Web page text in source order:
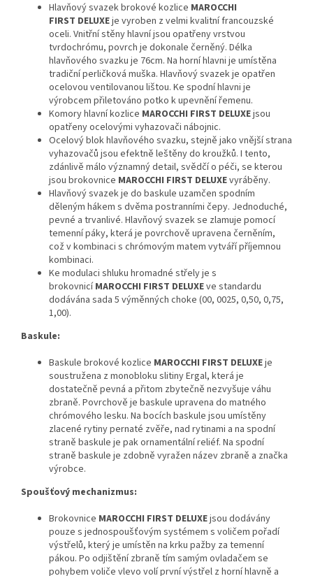
Hlavňový svazek brokové kozlice MAROCCHI
FIRST DELUXEje vyroben z velmi kvalitní francouzské
oceli. Vnitřní stěny hlavní jsou opatřeny vrstvou
tvrdochrómu, povrch je dokonale černěný. Délka
hlavňového svazku je 76cm. Na horní hlavni je umístěna
tradiční perličková muška. Hlavňový svazek je opatřen
ocelovou ventilovanou lištou. Ke spodní hlavni je
výrobcem přiletováno potko k upevnění řemenu.
Komory hlavní kozlice MAROCCHI FIRST DELUXEjsou
opatřeny ocelovými vyhazovači nábojnic.
Ocelový blok hlavňového svazku, stejně jako vnější strana
vyhazovačů jsou efektně leštěny do kroužků. I tento,
zdánlivě málo významný detail, svědčí o péči, se kterou
jsou brokovnice MAROCCHI FIRST DELUXEvyráběny.
Hlavňový svazek je do baskule uzamčen spodním
děleným hákem s dvěma postranními čepy. Jednoduché,
pevné a trvanlivé. Hlavňový svazek se zlamuje pomocí
temenní páky, která je povrchově upravena černěním,
což v kombinaci s chrómovým matem vytváří příjemnou
kombinaci.
Ke modulaci shluku hromadné střely je s
brokovnicíMAROCCHI FIRST DELUXEve standardu
dodávána sada 5 výměnných choke (00, 0025, 0,50, 0,75,
1,00).
Baskule:
Baskule brokové kozlice MAROCCHI FIRST DELUXEje
soustružena z monobloku slitiny Ergal, která je
dostatečně pevná a přitom zbytečně nezvyšuje váhu
zbraně. Povrchově je baskule upravena do matného
chrómového lesku. Na bocích baskule jsou umístěny
zlacené rytiny pernaté zvěře, nad rytinami a na spodní
straně baskule je pak ornamentální reliéf. Na spodní
straně baskule je zdobně vyražen název zbraně a značka
výrobce.
Spoušťový mechanizmus:
Brokovnice MAROCCHI FIRST DELUXEjsou dodávány
pouze s jednospoušťovým systémem s voličem pořadí
výstřelů, který je umístěn na krku pažby za temenní
pákou. Po odjištění zbraně tím samým ovladačem se
pohybem voliče vlevo volí první výstřel z horní hlavně a